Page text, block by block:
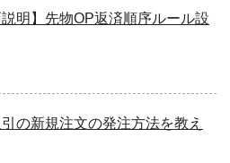
説明】先物OP返済順序ルール設
の新規注文の発注方法を教え